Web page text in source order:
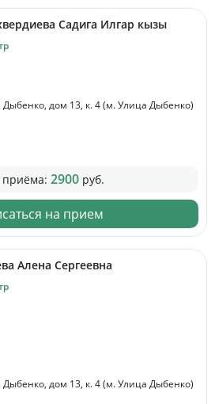
Садига Илгар кызы
Дыбенко, дом 13, к. 4 (м. Улица Дыбенко)
2900руб.
на прием
Алена Сергеевна
Дыбенко, дом 13, к. 4 (м. Улица Дыбенко)
435-55-55